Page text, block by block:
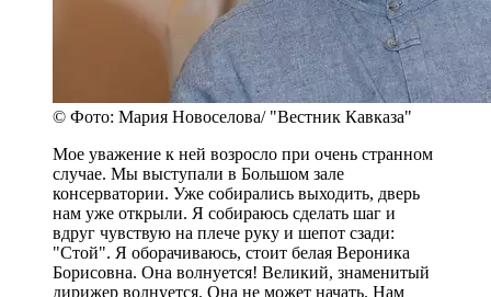
© Фото: Мария Новоселова/ "Вестник Кавказа"
Мое уважение к ней возросло при очень странном
случае. Мы выступали в Большом зале
консерватории. Уже собирались выходить, дверь
нам уже открыли. Я собираюсь сделать шаг и
вдруг чувствую на плече руку и шепот сзади:
"Стой". Я оборачиваюсь, стоит белая Вероника
Борисовна. Она волнуется! Великий, знаменитый
дирижер волнуется. Она не может начать. Нам